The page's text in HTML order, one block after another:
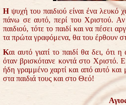
Ηψυχή του παιδιού είναι ένα λευκό
πάνω σε αυτό, περί του Χριστού.
παιδιού, τότε το παιδί και να πέσει
τα πρώτα γραφόμενα, θα του έρθουν
Και αυτό γιατί το παιδί θα δει, ότι
όταν βρισκότανε κοντά στο Χριστό.
ήδη γραμμένο χαρτί και από αυτό και
στα παιδιά τους και στο Θεό!